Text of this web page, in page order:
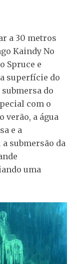
a 30 metros
Kaindy No
Spruce e
superfície do
do
com o
verão, a água
e a
submersão da
uma